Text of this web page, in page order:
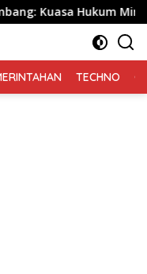
Hukum Minta Tiga
TECHNO